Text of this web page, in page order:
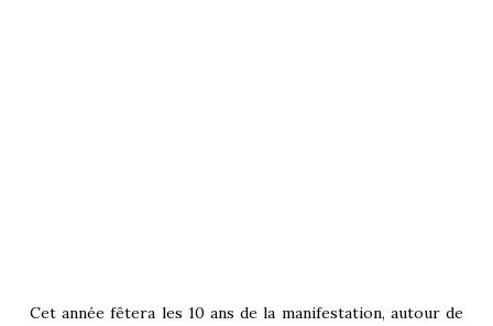
Cet année fêtera les 10 ans de la manifestation, autour de